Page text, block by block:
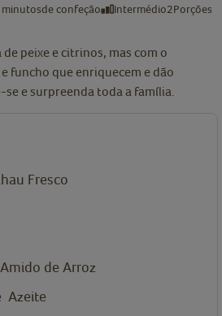
de confeção Intermédio2Porções
peixe e citrinos, mas com o
funcho que enriquecem e dão
e surpreenda toda a família.
Fresco
Amido de Arroz
Azeite